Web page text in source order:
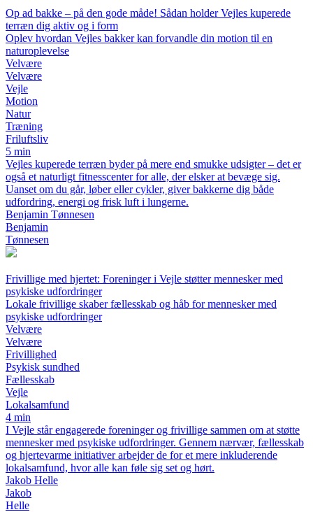
Op ad bakke – på den gode måde! Sådan holder Vejles kuperede
terræn dig aktiv og i form
Oplev hvordan Vejles bakker kan forvandle din motion til en
naturoplevelse
Velvære
Velvære
Vejle
Motion
Natur
Træning
Friluftsliv
5 min
Vejles kuperede terræn byder på mere end smukke udsigter – det er
også et naturligt fitnesscenter for alle, der elsker at bevæge sig.
Uanset om du går, løber eller cykler, giver bakkerne dig både
udfordring, energi og frisk luft i lungerne.
Benjamin Tønnesen
Benjamin
Tønnesen
Frivillige med hjertet: Foreninger i Vejle støtter mennesker med
psykiske udfordringer
Lokale frivillige skaber fællesskab og håb for mennesker med
psykiske udfordringer
Velvære
Velvære
Frivillighed
Psykisk sundhed
Fællesskab
Vejle
Lokalsamfund
4 min
I Vejle står engagerede foreninger og frivillige sammen om at støtte
mennesker med psykiske udfordringer. Gennem nærvær, fællesskab
og hjertevarme initiativer arbejder de for et mere inkluderende
lokalsamfund, hvor alle kan føle sig set og hørt.
Jakob Helle
Jakob
Helle